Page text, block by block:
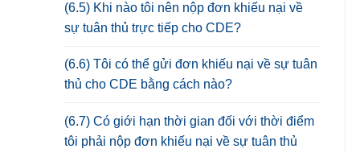
(6.5) Khi nào tôi nên nộp đơn khiếu nại về
sự tuân thủ trực tiếp cho CDE?
(6.6) Tôi có thể gửi đơn khiếu nại về sự tuân
thủ cho CDE bằng cách nào?
(6.7) Có giới hạn thời gian đối với thời điểm
tôi phải nộp đơn khiếu nại về sự tuân thủ